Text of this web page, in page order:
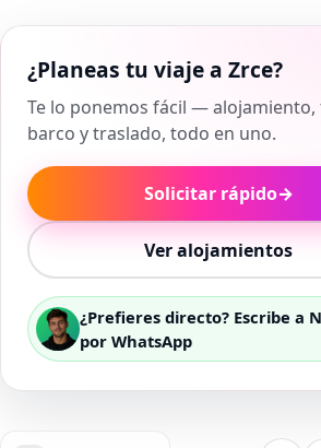
¿Planeas tu viaje a Zrce?
Te lo ponemos fácil — alojamiento,
barco y traslado, todo en uno.
Solicitar rápido→
Ver alojamientos
¿Prefieres directo? Escribe a
por WhatsApp